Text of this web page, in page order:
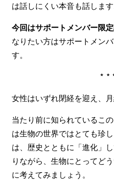
は話しにくい本音も話します
今回はサポートメンバー限
なりたい方はサポートメン
す。
女性はいずれ閉経を迎え、
当たり前に知られているこ
は生物の世界ではとても珍
は、歴史とともに「進化」
りながら、生物にとってど
に考えてみましょう。